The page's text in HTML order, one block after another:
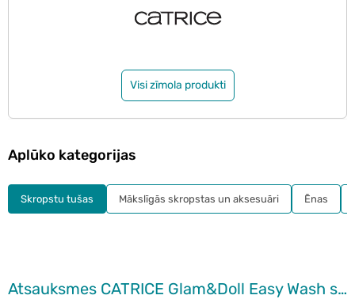
Visi zīmola produkti
Atsauksmes CATRICE Glam&Doll Easy Wash skropstu tuša, 010 Ultra Black, 9ml
Aplūko kategorijas
Skropstu tušas Mākslīgās skropstas un aksesuāri Ēnas